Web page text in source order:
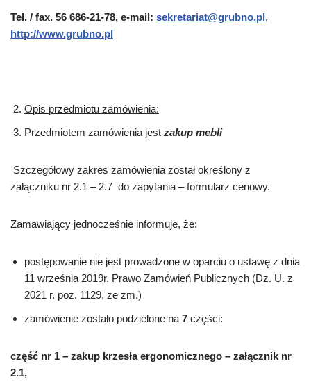
Tel. / fax. 56 686-21-78, e-mail: sekretariat@grubno.pl,
http://www.grubno.pl
Opis przedmiotu zamówienia:
Przedmiotem zamówienia jest zakup mebli
Szczegółowy zakres zamówienia został określony z
załączniku nr 2.1 – 2.7 do zapytania – formularz cenowy.
Zamawiający jednocześnie informuje, że:
postępowanie nie jest prowadzone w oparciu o ustawę z dnia
11 września 2019r. Prawo Zamówień Publicznych (Dz. U. z
2021 r. poz. 1129, ze zm.)
zamówienie zostało podzielone na 7 części:
część nr 1 – zakup krzesła ergonomicznego – załącznik nr
2.1,